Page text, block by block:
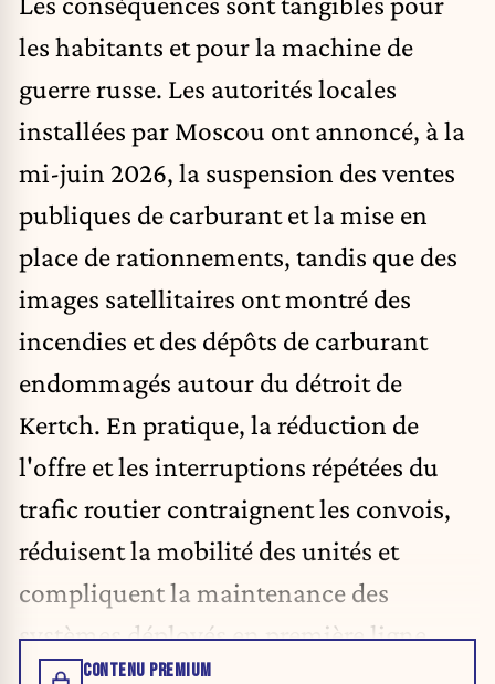
les habitants et pour la machine de
guerre russe. Les autorités locales
installées par Moscou ont annoncé, à la
mi-juin 2026, la suspension des ventes
publiques de carburant et la mise en
place de rationnements, tandis que des
images satellitaires ont montré des
incendies et des dépôts de carburant
endommagés autour du détroit de
Kertch. En pratique, la réduction de
l'offre et les interruptions répétées du
trafic routier contraignent les convois,
réduisent la mobilité des unités et
compliquent la maintenance des
systèmes déployés en première ligne.
CONTENU PREMIUM